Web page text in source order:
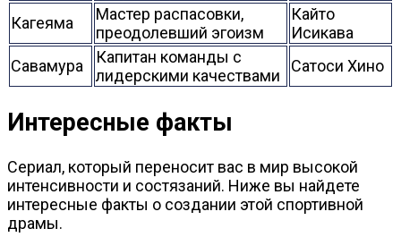
Кагеяма
Мастер распасовки,
преодолевший эгоизм
Кайто
Исикава
Савамура
Капитан команды с
лидерскими качествами
Сатоси Хино
Интересные факты
Сериал, который переносит вас в мир высокой
интенсивности и состязаний. Ниже вы найдете
интересные факты о создании этой спортивной
драмы.